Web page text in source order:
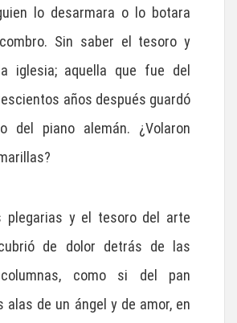
lo desarmara o lo botara
Sin saber el tesoro y
iglesia; aquella que fue del
años después guardó
del piano alemán. ¿Volaron
plegarias y el tesoro del arte
de dolor detrás de las
columnas, como si del pan
alas de un ángel y de amor, en